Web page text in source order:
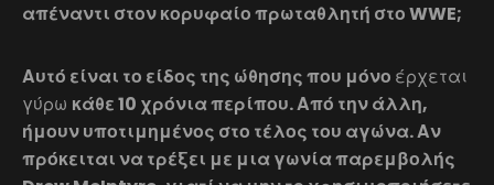
απέναντι στον κορυφαίο πρωταθλητή στο WWE;
Αυτό είναι το είδος της ώθησης που μόνο έρχεται
γύρω κάθε 10 χρόνια περίπου. Από την άλλη,
ήμουν υποτιμημένος στο τέλος του αγώνα. Αν
πρόκειται να τρέξει με μια γωνία παρεμβολής